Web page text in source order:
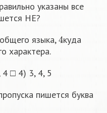
указаны все
НЕ?
языка, 4куда
характера.
□ 4) 3, 4, 5
пишется буква